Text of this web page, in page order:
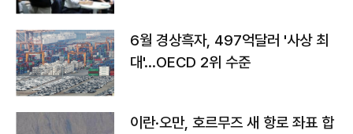
6월 경상흑자, 497억달러 '사상 최
대'…OECD 2위 수준
이란·오만, 호르무즈 새 항로 좌표 합